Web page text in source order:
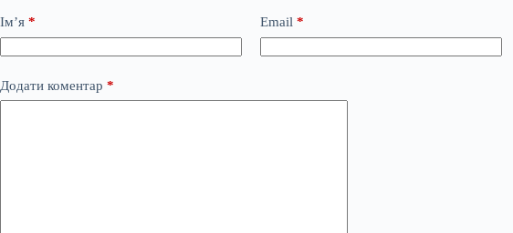
Ім’я * Email *
Додати коментар *